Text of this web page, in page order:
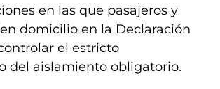
en las que pasajeros y
domicilio en la Declaración
el estricto
del aislamiento obligatorio.